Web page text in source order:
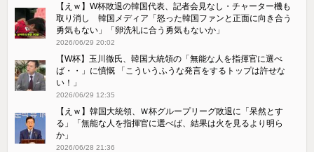
【えｗ】W杯敗退の韓国代表、記者会見なし・チャーター機も
取り消し 韓国メディア「怒った韓国ファンと正面に向き合う
勇気もない」「卵洗礼に合う勇気もないか」
2026/06/29 20:02
【W杯】玉川徹氏、韓国大統領の「無能な人を指揮官に選べ
ば・・」に憤慨 「こういうふうな発言をするトップは許せな
い！」
2026/06/29 12:35
【えｗ】韓国大統領、Ｗ杯グループリーグ敗退に「呆然とす
る」「無能な人を指揮官に選べば、結果は火を見るより明ら
か」
2026/06/28 21:36